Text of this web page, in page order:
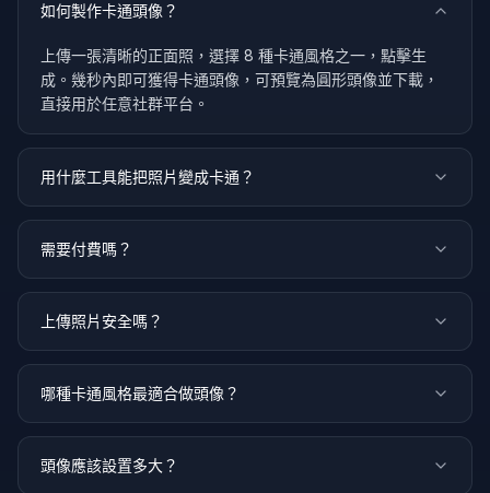
如何製作卡通頭像？
上傳一張清晰的正面照，選擇 8 種卡通風格之一，點擊生
成。幾秒內即可獲得卡通頭像，可預覽為圓形頭像並下載，
直接用於任意社群平台。
用什麼工具能把照片變成卡通？
需要付費嗎？
上傳照片安全嗎？
哪種卡通風格最適合做頭像？
頭像應該設置多大？